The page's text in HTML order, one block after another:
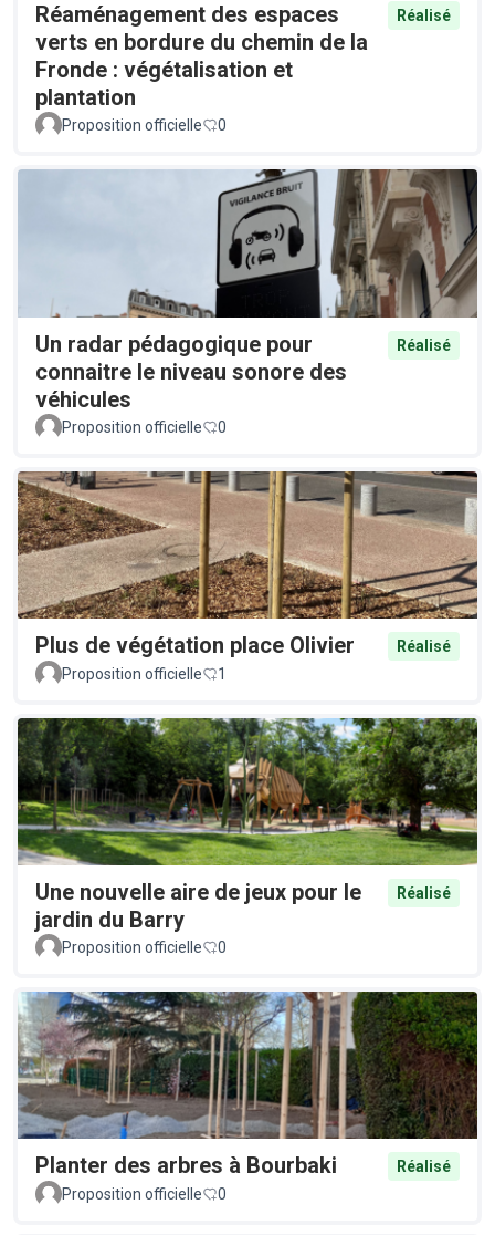
Réaménagement des espaces
verts en bordure du chemin de la
Fronde : végétalisation et
plantation
Réalisé
Proposition officielle 0
Un radar pédagogique pour
connaitre le niveau sonore des
véhicules
Réalisé
Proposition officielle 0
Plus de végétation place Olivier
Réalisé
Proposition officielle
1
Une nouvelle aire de jeux pour le
jardin du Barry
Réalisé
Proposition officielle 0
Planter des arbres à Bourbaki
Réalisé
Proposition officielle
0